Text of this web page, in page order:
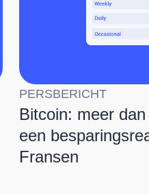
PERSBERICHT
Bitcoin: meer
een
Fransen